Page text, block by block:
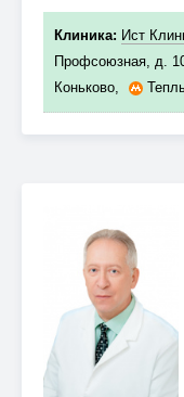
Клиника: Ист
Профсоюзная, д.
Коньково,